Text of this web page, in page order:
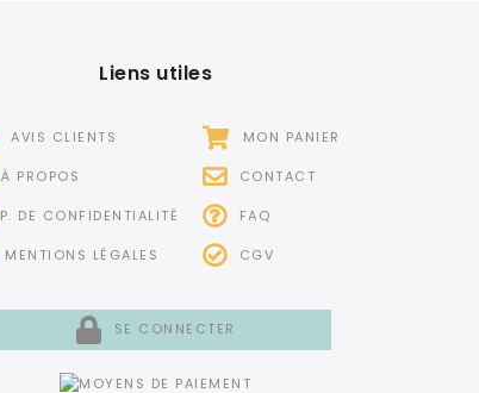
Liens utiles
AVIS CLIENTS
À PROPOS
P. DE CONFIDENTIALITÉ
MENTIONS LÉGALES
MON PANIER
CONTACT
FAQ
CGV
SE CONNECTER